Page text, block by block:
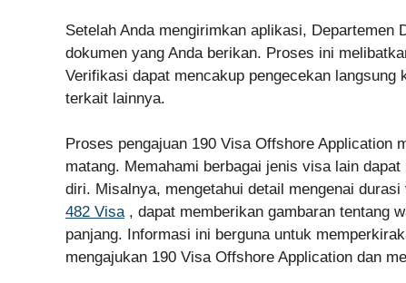
Setelah Anda mengirimkan aplikasi,
dokumen yang Anda berikan. Proses ini
Verifikasi dapat mencakup pengecekan
terkait lainnya.
Proses pengajuan 190 Visa Offshore Application
matang. Memahami berbagai jenis visa lain
diri. Misalnya, mengetahui detail mengenai
482 Visa, dapat memberikan gambaran tentang
panjang. Informasi ini berguna untuk
mengajukan 190 Visa Offshore Application dan